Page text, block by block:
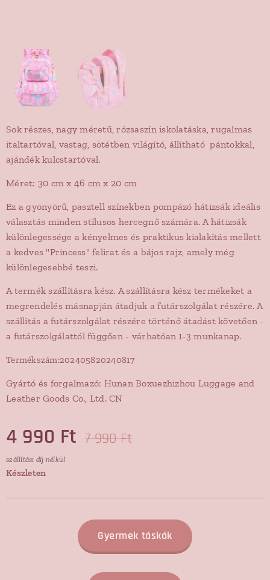
Sok részes, nagy méretű, rózsaszín iskolatáska, rugalmas
italtartóval, vastag, sötétben világító, állítható pántokkal,
ajándék kulcstartóval.
Méret: 30 cm x 46 cm x 20 cm
Ez a gyönyörű, pasztell színekben pompázó hátizsák ideális
választás minden stílusos hercegnő számára. A hátizsák
különlegessége a kényelmes és praktikus kialakítás mellett
a kedves "Princess" felirat és a bájos rajz, amely még
különlegesebbé teszi.
A termék szállításra kész. A szállításra kész termékeket a
megrendelés másnapján átadjuk a futárszolgálat részére. A
szállítás a futárszolgálat részére történő átadást követően -
a futárszolgálattól függően - várhatóan 1-3 munkanap.
Termékszám:202405820240817
Gyártó és forgalmazó: Hunan Boxuezhizhou Luggage and
Leather Goods Co., Ltd. CN
4 990 Ft 7 990Ft
szállítási díj nélkül
Készleten
Gyermek táskák